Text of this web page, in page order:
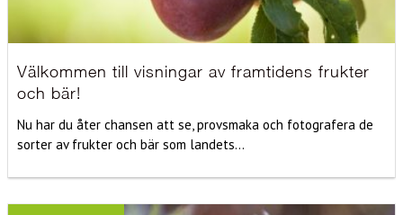
Välkommen till visningar av framtidens frukter
och bär!
Nu har du åter chansen att se, provsmaka och fotografera de
sorter av frukter och bär som landets...